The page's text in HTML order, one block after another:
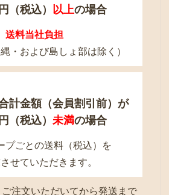
（税込） 以上の場合
送料当社負担
・および島しょ部は除く）
計金額（会員割引前）が
（税込） 未満の場合
プごとの送料（税込）を
せていただきます。
注文いただいてから発送まで